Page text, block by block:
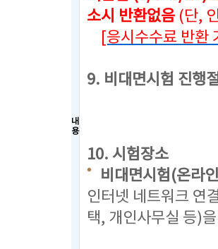
내
용
소시 반환없음 (단,
[응시수수료 반환
9. 비대면시험 진행
10. 시험장소
비대면시험(온라
인터넷 네트워크 연
택, 개인사무실 등)